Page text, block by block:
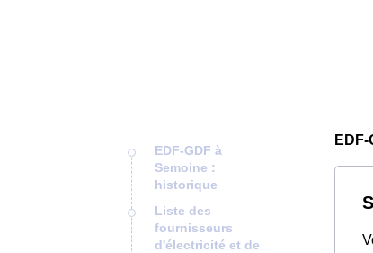
EDF-GDF à
Semoine :
historique
Liste des
fournisseurs
d'électricité et de